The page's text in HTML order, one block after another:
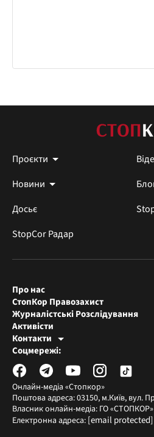
Проєкти
Новини
Досьє
StopCor Радар
Онлайн-медіа «Стопкор»
Поштова адреса: 03150, м.Київ, вул.
Власник онлайн-медіа: ГО «СТОПКОР»
Електронна адреса: [email protected]
Про нас
СтопКор Правозахист
Журналістські Розслідування
Активісти
Контакти
Редакція СтопКора
Журналісти-розслідувачі
Соцмережі: